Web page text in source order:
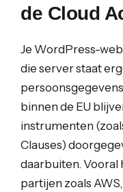
de Cloud
Je WordPress-
die server staat
binnen de EU
instrumenten
Clauses)
daarbuiten. Vooral
partijen zoals